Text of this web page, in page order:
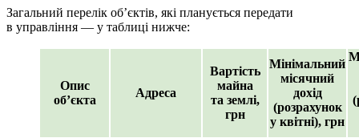
Загальний перелік об’єктів, які планується передати
в управління — у таблиці нижче:
Опис
об’єкта
Адреса
Вартість
майна
та землі,
грн
Мінімальний
місячний
дохід
(розрахунок
у квітні), грн